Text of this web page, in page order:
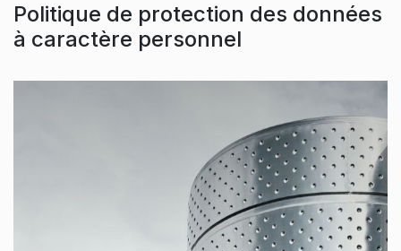
Politique de protection des données
à caractère personnel